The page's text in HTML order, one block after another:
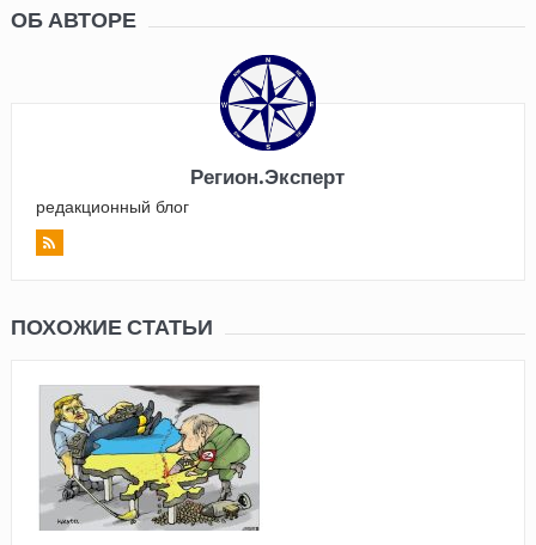
ОБ АВТОРЕ
Регион.Эксперт
редакционный блог
ПОХОЖИЕ СТАТЬИ